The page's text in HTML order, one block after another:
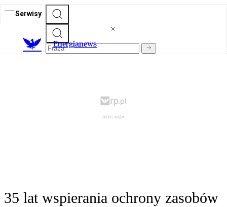
Serwisy
Energianews
35 lat wspierania ochrony zasobów